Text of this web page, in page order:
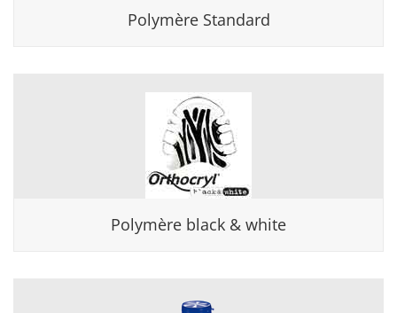
Polymère Standard
Polymère black & white